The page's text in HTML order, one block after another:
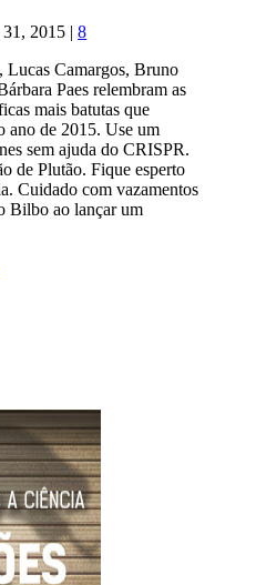
31, 2015 |8
Camargos, Bruno
Paes relembram as
mais batutas que
ano de 2015. Use um
sem ajuda do CRISPR.
de Plutão. Fique esperto
Cuidado com vazamentos
Bilbo ao lançar um